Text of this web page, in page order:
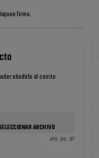
firme.
añadirla al carrito
ARCHIVO
.png .jpg .gif